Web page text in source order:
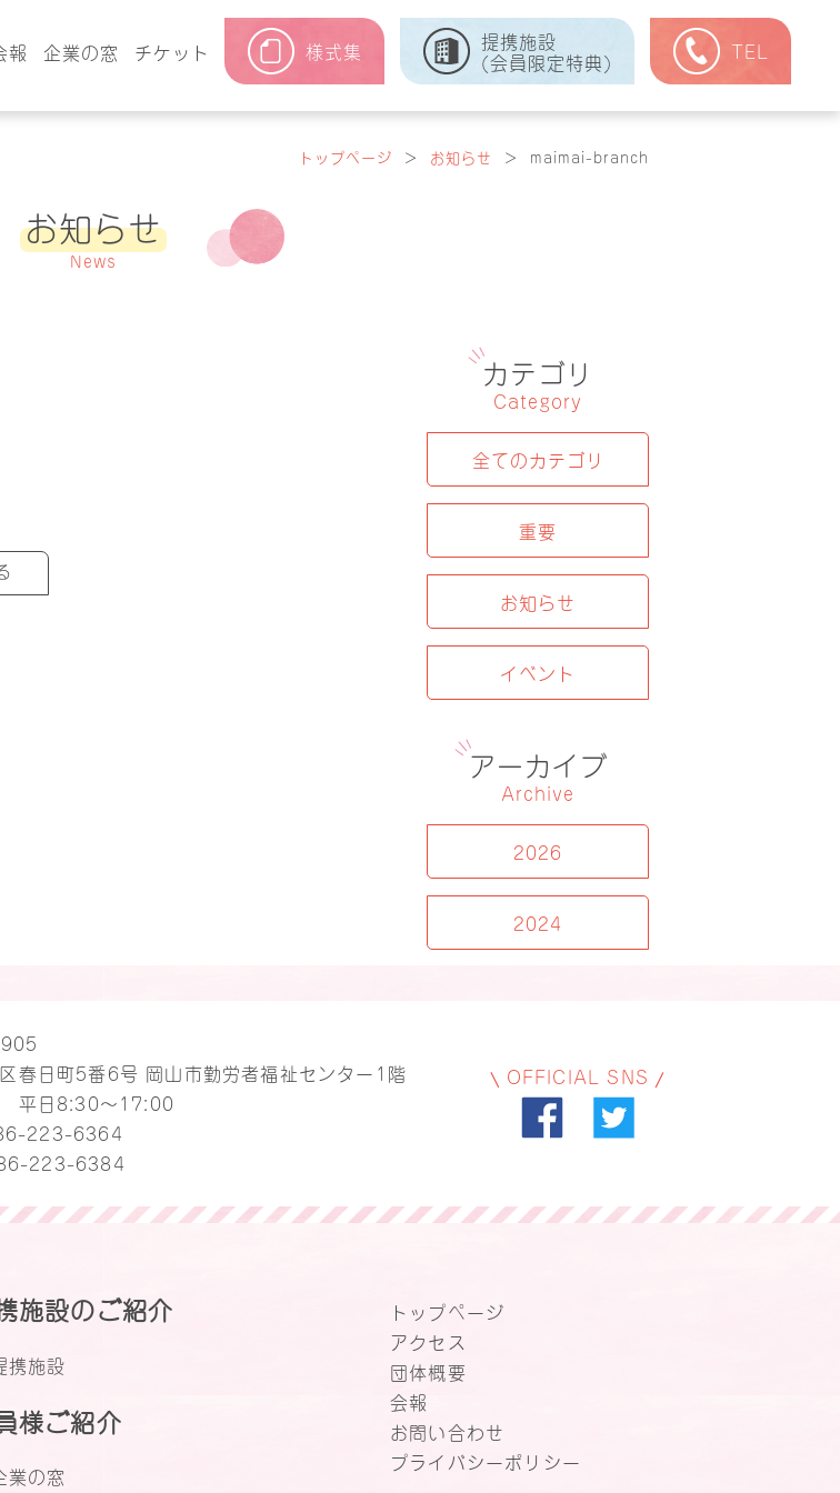
報 企業の窓 チケット 様式集
提携施設
(会員限定特典)
TEL
トップページ ＞ お知らせ ＞ maimai-branch
お知らせ
News
カテゴリ
Category
全てのカテゴリ
重要
お知らせ
イベント
アーカイブ
Archive
2026
2024
春日町5番6号 岡山市勤労者福祉センター1階
平日8:30～17:00
223-6364
223-6384
OFFICIAL SNS
施設のご紹介
携施設
様ご紹介
業の窓
トップページ
アクセス
団体概要
会報
お問い合わせ
プライバシーポリシー